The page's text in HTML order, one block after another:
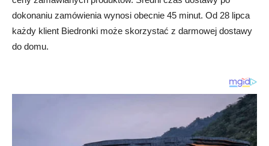
dokonaniu zamówienia wynosi obecnie 45 minut. Od 28 lipca
każdy klient Biedronki może skorzystać z darmowej dostawy
do domu.